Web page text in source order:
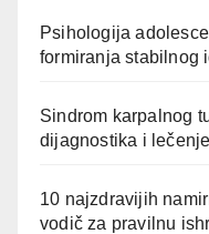
Psihologija
formiranja stabilnog
Sindrom karpalnog
dijagnostika i lečenje
10 najzdravijih
vodič za pravilnu